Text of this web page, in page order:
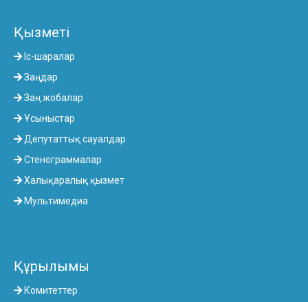
Қызметі
Іс-шаралар
Заңдар
Заң жобалар
Ұсыныстар
Депутаттық сауалдар
Стенограммалар
Халықаралық қызмет
Мультимедиа
Құрылымы
Комитеттер